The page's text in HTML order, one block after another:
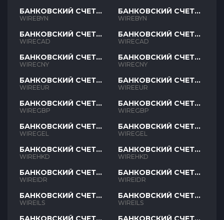
БАНКОВСКИЙ СЧЕТ
BYN
WIREBYN
БАНКОВСКИЙ СЧЕТ
CAD
WIRECAD
БАНКОВСКИЙ СЧЕТ
CNY
WIRECNY
БАНКОВСКИЙ СЧЕТ
EUR
WIREEUR
БАНКОВСКИЙ СЧЕТ
GBP
WIREGBP
БАНКОВСКИЙ СЧЕТ
GEL
WIREGEL
БАНКОВСКИЙ СЧЕТ
HKD
WIREHKD
БАНКОВСКИЙ СЧЕТ
IDR
WIREIDR
БАНКОВСКИЙ СЧЕТ
ILS
WIREILS
БАНКОВСКИЙ СЧЕТ
BYN
WIREBYN
БАНКОВСКИЙ СЧЕТ
CAD
WIRECAD
БАНКОВСКИЙ СЧЕТ
CNY
WIRECNY
БАНКОВСКИЙ СЧЕТ
EUR
WIREEUR
БАНКОВСКИЙ СЧЕТ
GBP
WIREGBP
БАНКОВСКИЙ СЧЕТ
GEL
WIREGEL
БАНКОВСКИЙ СЧЕТ
HKD
WIREHKD
БАНКОВСКИЙ СЧЕТ
IDR
WIREIDR
БАНКОВСКИЙ СЧЕТ
ILS
WIREILS